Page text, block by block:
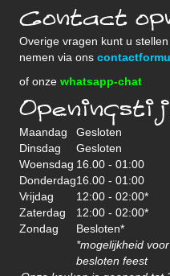
Contact
Overige vragen kunt u
nemen via ons
of onze whatsapp-chat
Maandag
Gesloten
Dinsdag
Gesloten
Woensdag 16.00 - 01:00
Donderdag16.00 - 01:00
Vrijdag
12:00 - 02:00*
Zaterdag
12:00 - 02:00*
Zondag
Besloten*
*mogelijkheid
besloten feest